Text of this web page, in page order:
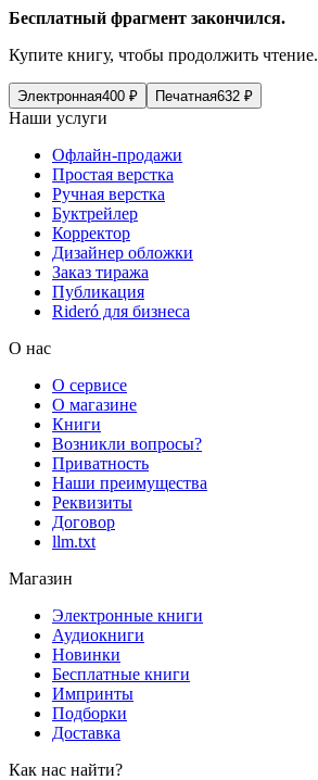
Бесплатный фрагмент закончился.
Купите книгу, чтобы продолжить чтение.
Электронная400 ₽ Печатная632 ₽
Наши услуги
Офлайн-продажи
Простая верстка
Ручная верстка
Буктрейлер
Корректор
Дизайнер обложки
Заказ тиража
Публикация
Rideró для бизнеса
О нас
О сервисе
О магазине
Книги
Возникли вопросы?
Приватность
Наши преимущества
Реквизиты
Договор
llm.txt
Магазин
Электронные книги
Аудиокниги
Новинки
Бесплатные книги
Импринты
Подборки
Доставка
Как нас найти?